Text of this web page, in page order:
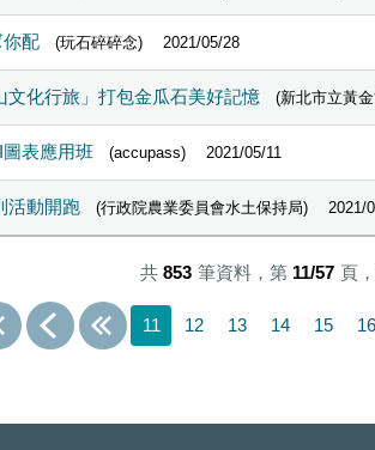
你配 (玩石碎碎念) 2021/05/28
文化行旅」打包金瓜石美好記憶 (新北市立黃
表應用班 (accupass) 2021/05/11
活動開跑 (行政院農業委員會水土保持局) 2021/
共 853 筆資料，第 11/57 頁，
11 12 13 14 15 16